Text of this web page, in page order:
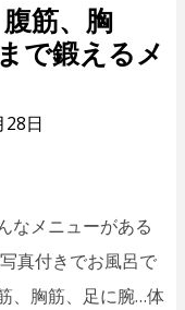
筋、胸
で鍛えるメ
28日
なメニューがある
真付きでお風呂で
、胸筋、足に腕…体